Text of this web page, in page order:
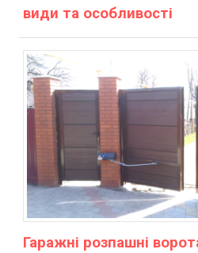
види та особливості
Гаражні розпашні